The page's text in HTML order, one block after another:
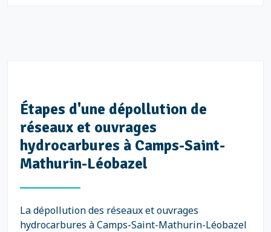
Étapes d'une dépollution de
réseaux et ouvrages
hydrocarbures à Camps-Saint-
Mathurin-Léobazel
La dépollution des réseaux et ouvrages
hydrocarbures à Camps-Saint-Mathurin-Léobazel